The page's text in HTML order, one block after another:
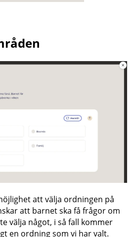
att välja ordningen på
att barnet ska få frågor om
välja något, i så fall kommer
en ordning som vi har valt.